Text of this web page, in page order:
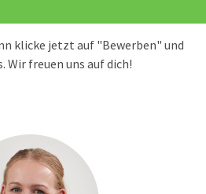
klicke jetzt auf "Bewerben" und
Wir freuen uns auf dich!